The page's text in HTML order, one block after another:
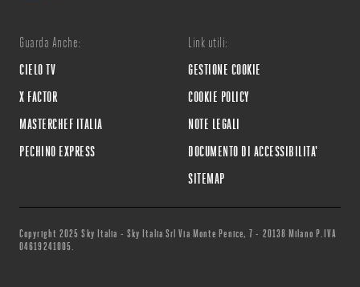
Guarda Anche:
CIELO TV
X FACTOR
MASTERCHEF ITALIA
PECHINO EXPRESS
Link utili:
GESTIONE COOKIE
COOKIE POLICY
NOTE LEGALI
DOCUMENTO DI ACCESSIBILITA'
SITEMAP
Copyright 2025 Sky Italia - Sky Italia Srl Via Monte Penice, 7 - 20138 Milano P.IVA
04619241005.